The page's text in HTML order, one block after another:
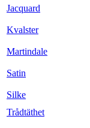
Jacquard
Kvalster
Martindale
Satin
Silke
Trådtäthet